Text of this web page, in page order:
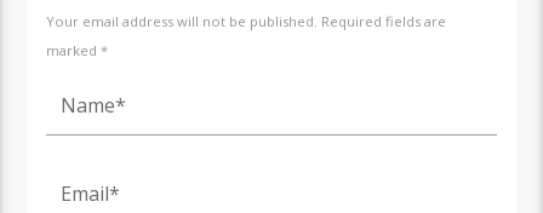
Your email address will not be published. Required fields are
marked *